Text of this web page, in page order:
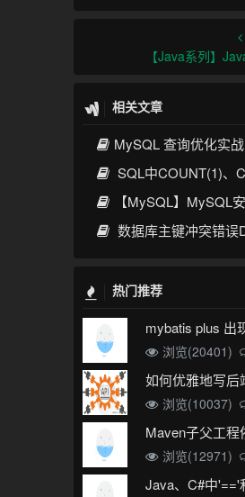
【Java系列】
相关文章
MySQL 查询优化实战：从索
SQL中COUNT(1)、COUNT(*)与
【MySQL】MySQL
数据库主键冲突错误
热门推荐
浏览(20401)
如何优雅地写后
浏览(10037)
Maven子父工
浏览(12971)
Java、C#中'=='